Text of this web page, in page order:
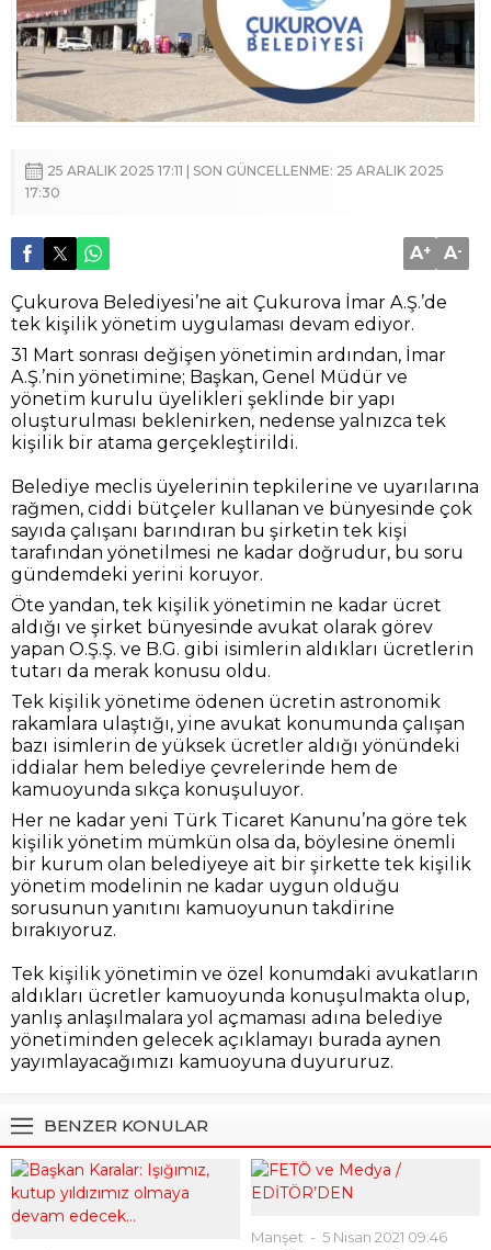
25 ARALIK 2025 17:11 | SON GÜNCELLENME: 25 ARALIK 2025
17:30
A+ A-
Çukurova Belediyesi’ne ait Çukurova İmar A.Ş.’de
tek kişilik yönetim uygulaması devam ediyor.
31 Mart sonrası değişen yönetimin ardından, İmar
A.Ş.’nin yönetimine; Başkan, Genel Müdür ve
yönetim kurulu üyelikleri şeklinde bir yapı
oluşturulması beklenirken, nedense yalnızca tek
kişilik bir atama gerçekleştirildi.
Belediye meclis üyelerinin tepkilerine ve uyarılarına
rağmen, ciddi bütçeler kullanan ve bünyesinde çok
sayıda çalışanı barındıran bu şirketin tek kişi
tarafından yönetilmesi ne kadar doğrudur, bu soru
gündemdeki yerini koruyor.
Öte yandan, tek kişilik yönetimin ne kadar ücret
aldığı ve şirket bünyesinde avukat olarak görev
yapan O.Ş.Ş. ve B.G. gibi isimlerin aldıkları ücretlerin
tutarı da merak konusu oldu.
Tek kişilik yönetime ödenen ücretin astronomik
rakamlara ulaştığı, yine avukat konumunda çalışan
bazı isimlerin de yüksek ücretler aldığı yönündeki
iddialar hem belediye çevrelerinde hem de
kamuoyunda sıkça konuşuluyor.
Her ne kadar yeni Türk Ticaret Kanunu’na göre tek
kişilik yönetim mümkün olsa da, böylesine önemli
bir kurum olan belediyeye ait bir şirkette tek kişilik
yönetim modelinin ne kadar uygun olduğu
sorusunun yanıtını kamuoyunun takdirine
bırakıyoruz.
Tek kişilik yönetimin ve özel konumdaki avukatların
aldıkları ücretler kamuoyunda konuşulmakta olup,
yanlış anlaşılmalara yol açmaması adına belediye
yönetiminden gelecek açıklamayı burada aynen
yayımlayacağımızı kamuoyuna duyururuz.
BENZER KONULAR
Manşet 5 Nisan 2021 09:46